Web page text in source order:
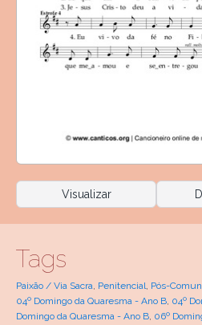
Visualizar
Tags
Paixão / Via Sacra, Penitencial, Pós-
04º Domingo da Quaresma - Ano B, 04º
Domingo da Quaresma - Ano B, 06º